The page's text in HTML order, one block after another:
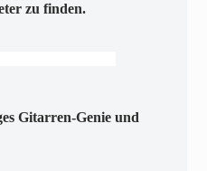
zu finden.
Gitarren-Genie und